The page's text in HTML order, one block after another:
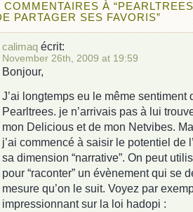
COMMENTAIRES À
PARTAGER SES FAVORIS”
calimaq écrit:
November 26th, 2009 at 19:59
Bonjour,
J’ai longtemps eu le même sentiment
Pearltrees. je n’arrivais pas à lui
mon Delicious et de mon Netvibes.
j’ai commencé à saisir le potentiel de
sa dimension “narrative”. On peut
pour “raconter” un évènement qui se
mesure qu’on le suit. Voyez par
impressionnant sur la loi hadopi :